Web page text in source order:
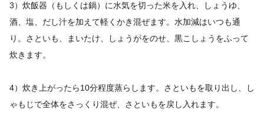
3）炊飯器（もしくは鍋）に水気を切った米を入れ、しょうゆ、
酒、塩、だし汁を加えて軽くかき混ぜます。水加減はいつも通
り。さといも、まいたけ、しょうがをのせ、黒こしょうをふって
炊きます。
4）炊き上がったら10分程度蒸らします。さといもを取り出し、し
ゃもじで全体をさっくり混ぜ、さといもを戻し入れます。